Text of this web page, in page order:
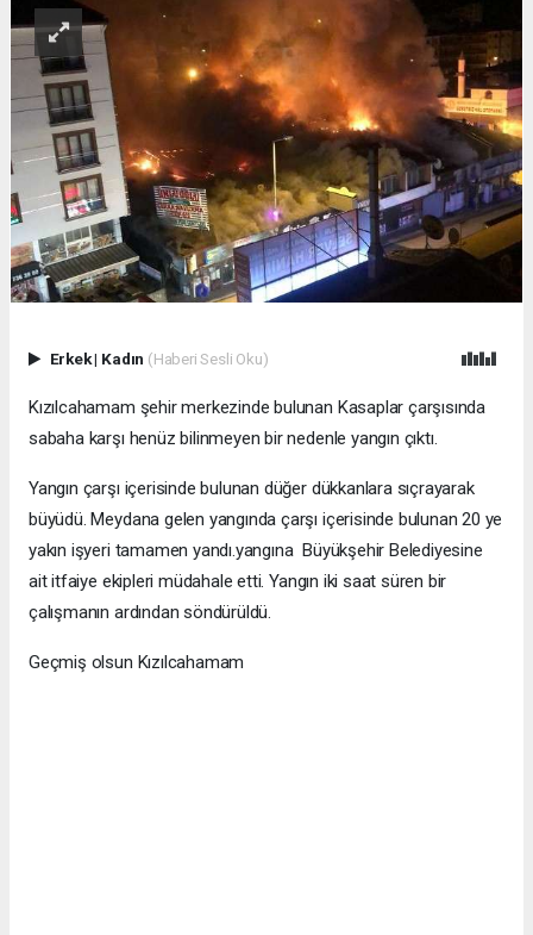
Erkek| Kadın (Haberi Sesli Oku)
Kızılcahamam şehir merkezinde bulunan Kasaplar çarşısında
sabaha karşı henüz bilinmeyen bir nedenle yangın çıktı.
Yangın çarşı içerisinde bulunan düğer dükkanlara sıçrayarak
büyüdü. Meydana gelen yangında çarşı içerisinde bulunan 20 ye
yakın işyeri tamamen yandı.yangına Büyükşehir Belediyesine
ait itfaiye ekipleri müdahale etti. Yangın iki saat süren bir
çalışmanın ardından söndürüldü.
Geçmiş olsun Kızılcahamam